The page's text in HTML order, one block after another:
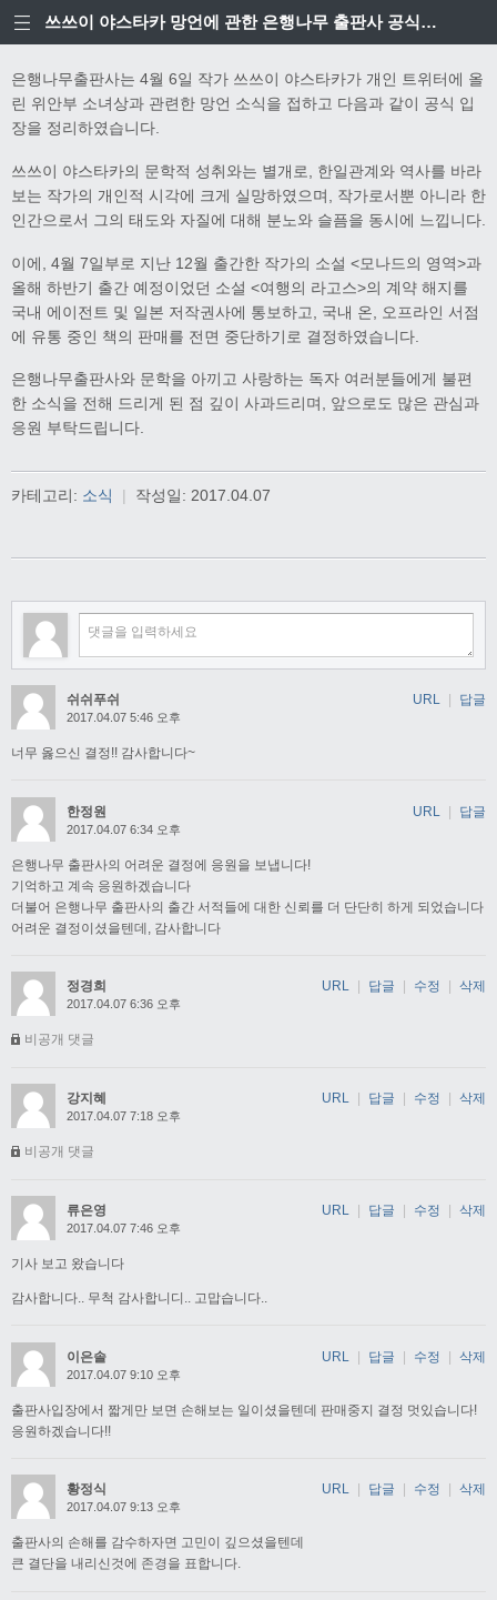
쓰쓰이 야스타카 망언에 관한 은행나무 출판사 공식입장
은행나무출판사는 4월 6일 작가 쓰쓰이 야스타카가 개인 트위터에 올
린 위안부 소녀상과 관련한 망언 소식을 접하고 다음과 같이 공식 입
장을 정리하였습니다.
쓰쓰이 야스타카의 문학적 성취와는 별개로, 한일관계와 역사를 바라
보는 작가의 개인적 시각에 크게 실망하였으며, 작가로서뿐 아니라 한
인간으로서 그의 태도와 자질에 대해 분노와 슬픔을 동시에 느낍니다.
이에, 4월 7일부로 지난 12월 출간한 작가의 소설 <모나드의 영역>과
올해 하반기 출간 예정이었던 소설 <여행의 라고스>의 계약 해지를
국내 에이전트 및 일본 저작권사에 통보하고, 국내 온, 오프라인 서점
에 유통 중인 책의 판매를 전면 중단하기로 결정하였습니다.
은행나무출판사와 문학을 아끼고 사랑하는 독자 여러분들에게 불편
한 소식을 전해 드리게 된 점 깊이 사과드리며, 앞으로도 많은 관심과
응원 부탁드립니다.
카테고리: 소식 | 작성일: 2017.04.07
쉬쉬푸쉬
2017.04.07 5:46 오후
너무 옳으신 결정!! 감사합니다~
URL | 답글
한정원
2017.04.07 6:34 오후
은행나무 출판사의 어려운 결정에 응원을 보냅니다!
기억하고 계속 응원하겠습니다
더불어 은행나무 출판사의 출간 서적들에 대한 신뢰를 더 단단히 하게 되었습니다
어려운 결정이셨을텐데, 감사합니다
URL | 답글
정경희
2017.04.07 6:36 오후
비공개 댓글
URL 답글 수정 삭제
강지혜
2017.04.07 7:18 오후
비공개 댓글
URL 답글 수정 삭제
류은영
2017.04.07 7:46 오후
기사 보고 왔습니다
감사합니다.. 무척 감사합니디.. 고맙습니다..
URL 답글 수정 삭제
이은솔
2017.04.07 9:10 오후
출판사입장에서 짧게만 보면 손해보는 일이셨을텐데 판매중지 결정 멋있습니다!
응원하겠습니다!!
URL | 답글 | 수정 | 삭제
황정식
2017.04.07 9:13 오후
출판사의 손해를 감수하자면 고민이 깊으셨을텐데
큰 결단을 내리신것에 존경을 표합니다.
URL 답글 수정 삭제